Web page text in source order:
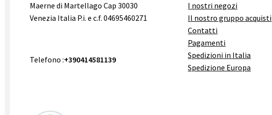
Maerne di Martellago Cap 30030
Venezia Italia P.i. e c.f. 04695460271
Telefono :+390414581139
I nostri negozi
Il nostro gruppo acquisti
Contatti
Pagamenti
Spedizioni in Italia
Spedizione Europa